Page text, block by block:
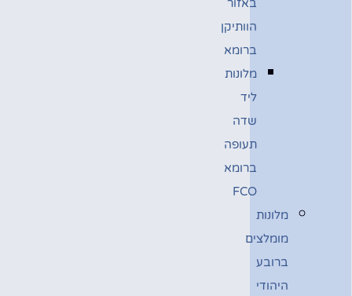
באזור
הוותיקן
ברומא
מלונות
ליד
שדה
תעופה
ברומא
FCO
מלונות
מומלצים
ברובע
היהודי